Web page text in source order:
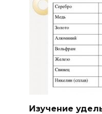
Изучение